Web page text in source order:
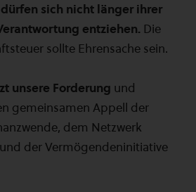
sich nicht länger ihrer
entziehen. Die
sollte Ehrensache sein.
unsere Forderung und
gemeinsamen Appell der
dem Netzwerk
der Vermögendeninitiative